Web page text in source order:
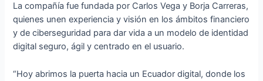
La compañía fue fundada por Carlos Vega y Borja Carreras,
quienes unen experiencia y visión en los ámbitos financiero
y de ciberseguridad para dar vida a un modelo de identidad
digital seguro, ágil y centrado en el usuario.
“Hoy abrimos la puerta hacia un Ecuador digital, donde los